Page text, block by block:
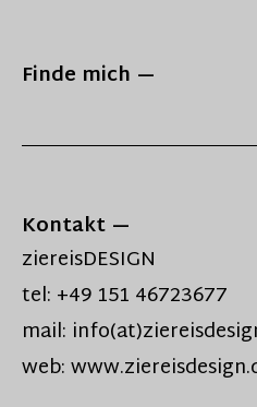
Finde mich
Kontakt
ziereisDESIGN
tel: +49 151 46723677
mail:
web: